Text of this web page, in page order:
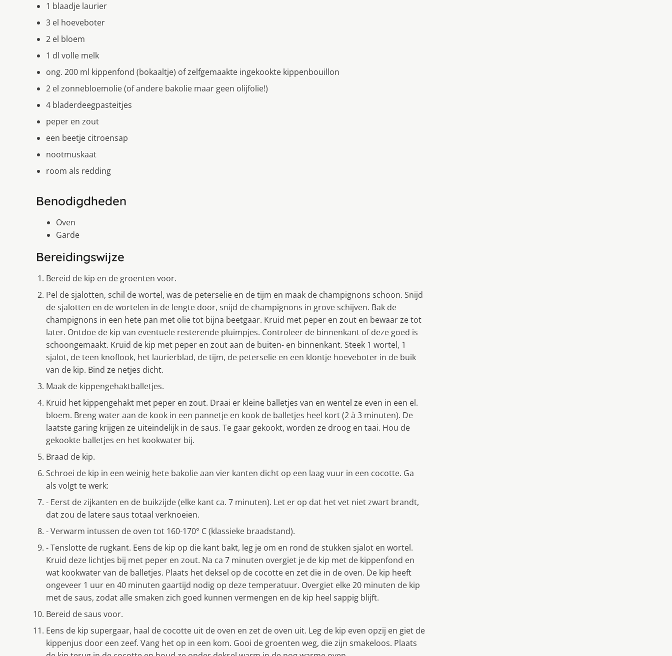
1 blaadje laurier
3 el hoeveboter
2 el bloem
1 dl volle melk
ong. 200 ml kippenfond (bokaaltje) of zelfgemaakte ingekookte kippenbouillon
2 el zonnebloemolie (of andere bakolie maar geen olijfolie!)
4 bladerdeegpasteitjes
peper en zout
een beetje citroensap
nootmuskaat
room als redding
Benodigdheden
Oven
Garde
Bereidingswijze
Bereid de kip en de groenten voor.
Pel de sjalotten, schil de wortel, was de peterselie en de tijm en maak de champignons schoon. Snijd
de sjalotten en de wortelen in de lengte door, snijd de champignons in grove schijven. Bak de
champignons in een hete pan met olie tot bijna beetgaar. Kruid met peper en zout en be­waar ze tot
later. Ontdoe de kip van eventuele resterende pluimpjes. Controleer de binnenkant of deze goed is
schoongemaakt. Kruid de kip met peper en zout aan de buiten- en binnenkant. Steek 1 wortel, 1
sjalot, de teen knoflook, het laurierblad, de tijm, de peterselie en een klontje hoeveboter in de buik
van de kip. Bind ze netjes dicht.
Maak de kippengehaktballetjes.
Kruid het kippengehakt met peper en zout. Draai er kleine balletjes van en wentel ze even in een el.
bloem. Breng water aan de kook in een pannetje en kook de balletjes heel kort (2 à 3 minuten). De
laatste garing krijgen ze uiteindelijk in de saus. Te gaar gekookt, worden ze droog en taai. Hou de
gekookte balletjes en het kookwater bij.
Braad de kip.
Schroei de kip in een weinig hete bakolie aan vier kanten dicht op een laag vuur in een cocotte. Ga
als volgt te werk:
- Eerst de zijkanten en de buikzijde (elke kant ca. 7 minuten). Let er op dat het vet niet zwart brandt,
dat zou de latere saus totaal verknoeien.
- Verwarm intussen de oven tot 160-170° C (klassieke braadstand).
- Tenslotte de rugkant. Eens de kip op die kant bakt, leg je om en rond de stukken sjalot en wortel.
Kruid deze lichtjes bij met peper en zout. Na ca 7 minuten overgiet je de kip met de kippenfond en
wat kookwater van de balletjes. Plaats het deksel op de cocotte en zet die in de oven. De kip heeft
ongeveer 1 uur en 40 minuten gaartijd nodig op deze temperatuur. Overgiet elke 20 minuten de kip
met de saus, zodat alle smaken zich goed kunnen vermengen en de kip heel sappig blijft.
Bereid de saus voor.
Eens de kip supergaar, haal de cocotte uit de oven en zet de oven uit. Leg de kip even opzij en giet de
kippenjus door een zeef. Vang het op in een kom. Gooi de groenten weg, die zijn smakeloos. Plaats